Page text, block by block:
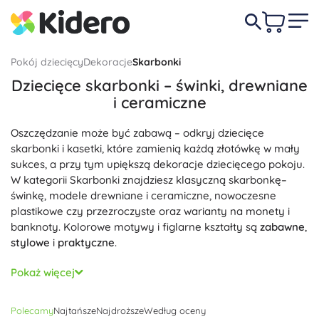
Pokój dziecięcyDekoracjeSkarbonki
Dziecięce skarbonki – świnki, drewniane
i ceramiczne
Oszczędzanie może być zabawą – odkryj dziecięce
skarbonki i kasetki, które zamienią każdą złotówkę w mały
sukces, a przy tym upiększą dekoracje dziecięcego pokoju.
W kategorii Skarbonki znajdziesz klasyczną skarbonkę–
świnkę, modele drewniane i ceramiczne, nowoczesne
plastikowe czy przezroczyste oraz warianty na monety i
banknoty. Kolorowe motywy i figlarne kształty są zabawne,
stylowe i praktyczne.
Każda skarbonka jest zaprojektowana z myślą o łatwym
użytkowaniu: praktyczny otwór do wrzucania monet i
korek dla wygodnego wysypywania. Drewniana skarbonka
Pokaż więcej
PolecamyNajtańszeNajdroższeWedług oceny